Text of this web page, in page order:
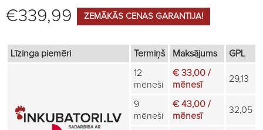
€339,99 ZEMĀKĀS CENAS GARANTIJA!
Līzinga piemēri Termiņš Maksājums GPL
12
mēneši
€ 33,00 /
mēnesī
29,13
9
mēneši
€ 43,00 /
mēnesī
32,05